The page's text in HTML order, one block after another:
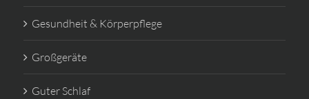
Gesundheit & Körperpflege
Großgeräte
Guter Schlaf